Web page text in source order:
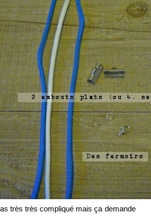
très très compliqué mais ça demande